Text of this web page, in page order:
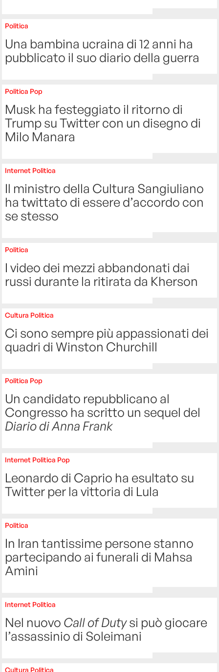
Politica
Una bambina ucraina di 12 anni ha
pubblicato il suo diario della guerra
Politica Pop
Musk ha festeggiato il ritorno di
Trump su Twitter con un disegno di
Milo Manara
Internet Politica
Il ministro della Cultura Sangiuliano
ha twittato di essere d’accordo con
se stesso
Politica
I video dei mezzi abbandonati dai
russi durante la ritirata da Kherson
Cultura Politica
Ci sono sempre più appassionati dei
quadri di Winston Churchill
Politica Pop
Un candidato repubblicano al
Congresso ha scritto un sequel del
Diario di Anna Frank
Internet Politica Pop
Leonardo di Caprio ha esultato su
Twitter per la vittoria di Lula
Politica
In Iran tantissime persone stanno
partecipando ai funerali di Mahsa
Amini
Internet Politica
Nel nuovo Call of Dutysi può giocare
l’assassinio di Soleimani
Cultura Politica